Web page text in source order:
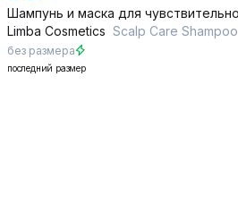
Limba Cosmetics Scalp Care Shampoo
без размера
последний размер